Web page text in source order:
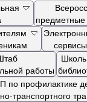
сервисы
работы
по профилактике
транспортного